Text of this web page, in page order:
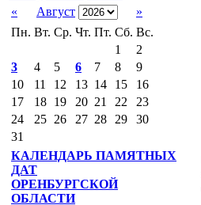
«
Август
»
Пн. Вт. Ср. Чт. Пт. Сб. Вс.
1
2
3
4 5 6 7 8
9
10
11 12 13 14 15
16
17
18 19 20 21 22
23
24
25 26 27 28 29
30
31
КАЛЕНДАРЬ ПАМЯТНЫХ
ДАТ
ОРЕНБУРГСКОЙ
ОБЛАСТИ